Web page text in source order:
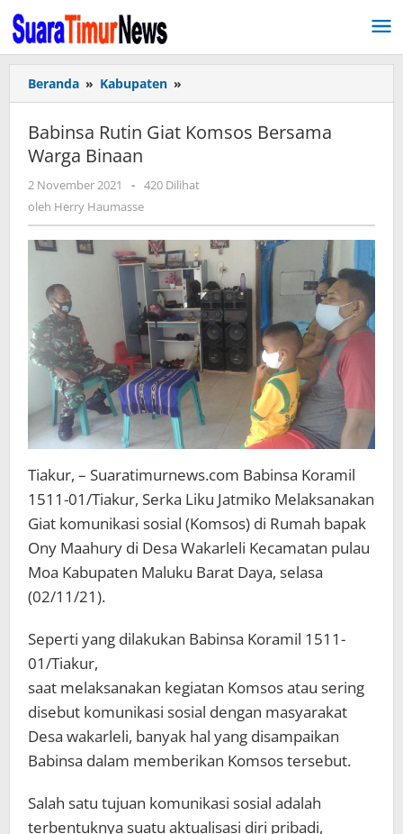
Lewati
ke
konten
Beranda » Kabupaten »
Rutin
Komsos
Warga
Babinsa Rutin Giat Komsos Bersama
Warga Binaan
2 November 2021
oleh
Herry
- 420 Dilihat
oleh Herry Haumasse
Tiakur, – Suaratimurnews.com Babinsa Koramil
1511-01/Tiakur, Serka Liku Jatmiko Melaksanakan
Giat komunikasi sosial (Komsos) di Rumah bapak
Ony Maahury di Desa Wakarleli Kecamatan pulau
Moa Kabupaten Maluku Barat Daya, selasa
(02/11/21).
Seperti yang dilakukan Babinsa Koramil 1511-
01/Tiakur,
saat melaksanakan kegiatan Komsos atau sering
disebut komunikasi sosial dengan masyarakat
Desa wakarleli, banyak hal yang disampaikan
Babinsa dalam memberikan Komsos tersebut.
Salah satu tujuan komunikasi sosial adalah
terbentuknya suatu aktualisasi diri pribadi,